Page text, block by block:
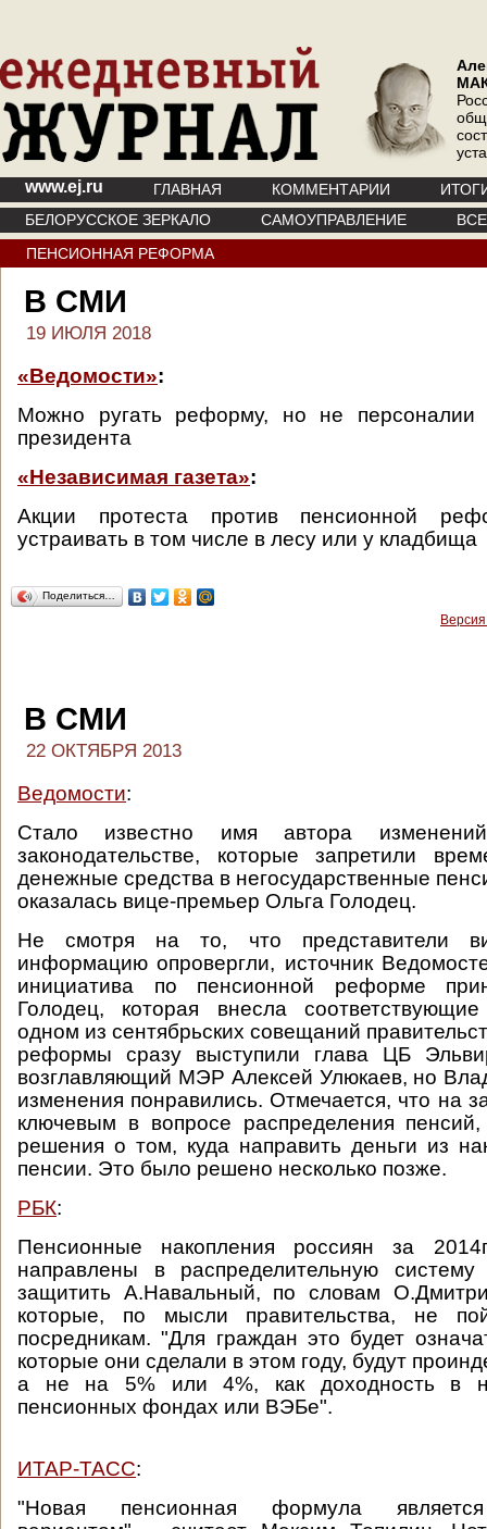
www.ej.ru ГЛАВНАЯ КОММЕНТАРИИ
БЕЛОРУССКОЕ ЗЕРКАЛО
САМОУПРАВЛЕНИЕ
ПЕНСИОННАЯ РЕФОРМА
В СМИ
19 ИЮЛЯ 2018
«Ведомости»:
Можно ругать реформу, но не персоналии
президента
«Независимая газета»:
Акции протеста против пенсионной
устраивать в том числе в лесу или у кладбища
Поделиться…
В СМИ
22 ОКТЯБРЯ 2013
Ведомости:
Стало известно имя автора
законодательстве, которые запретили
денежные средства в негосударственные
оказалась вице-премьер Ольга Голодец.
Не смотря на то, что представители
информацию опровергли, источник
инициатива по пенсионной реформе
Голодец, которая внесла
одном из сентябрьских совещаний
реформы сразу выступили глава ЦБ
возглавляющий МЭР Алексей Улюкаев, но
изменения понравились. Отмечается, что на
ключевым в вопросе распределения
решения о том, куда направить деньги из
пенсии. Это было решено несколько позже.
РБК:
Пенсионные накопления россиян за
направлены в распределительную
защитить А.Навальный, по словам
которые, по мысли правительства, не
посредникам. "Для граждан это будет
которые они сделали в этом году, будут
а не на 5% или 4%, как доходность в
пенсионных фондах или ВЭБе".
ИТАР-ТАСС:
"Новая пенсионная формула является